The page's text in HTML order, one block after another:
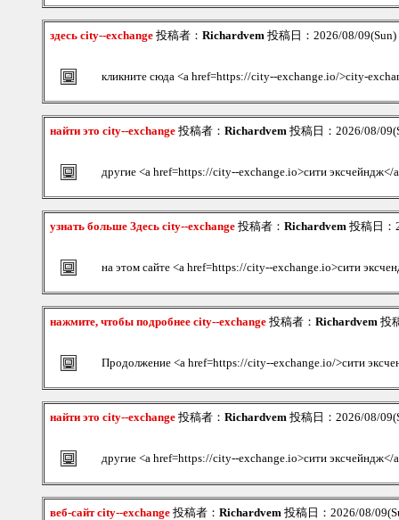
здесь city--exchange 投稿者： Richardvem 投稿日：2026/08/
кликните сюда <a href=https://city--exchange.io/>city-
найти это city--exchange 投稿者： Richardvem 投稿日：2026/08/
другие <a href=https://city--exchange.io>сити эксчейндж</
узнать больше Здесь city--exchange 投稿者： Richardvem 投稿日：
на этом сайте <a href=https://city--exchange.io>сити
нажмите, чтобы подробнее city--exchange 投稿者： Richardvem 投
Продолжение <a href=https://city--exchange.io/>сити
найти это city--exchange 投稿者： Richardvem 投稿日：2026/08/
другие <a href=https://city--exchange.io>сити эксчейндж</
веб-сайт city--exchange 投稿者： Richardvem 投稿日：2026/08/